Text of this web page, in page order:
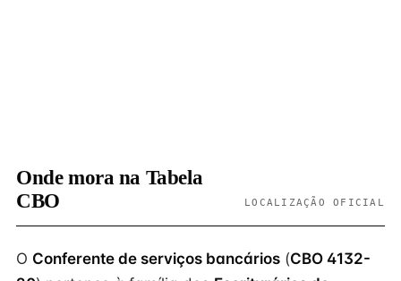
Onde mora na Tabela
CBO
LOCALIZAÇÃO OFICIAL
O Conferente de serviços bancários (CBO 4132-